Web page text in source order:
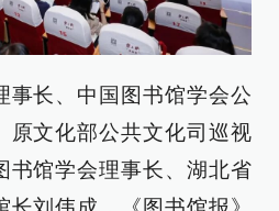
事长、中国图书馆学会公
原文化部公共文化司巡视
书馆学会理事长、湖北省